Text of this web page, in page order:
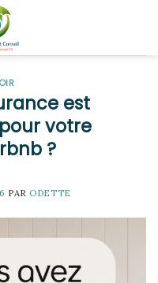
est
votre
?
PAR ODETTE